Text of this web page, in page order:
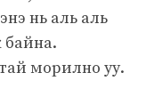
нь аль аль
байна.
морилно уу.